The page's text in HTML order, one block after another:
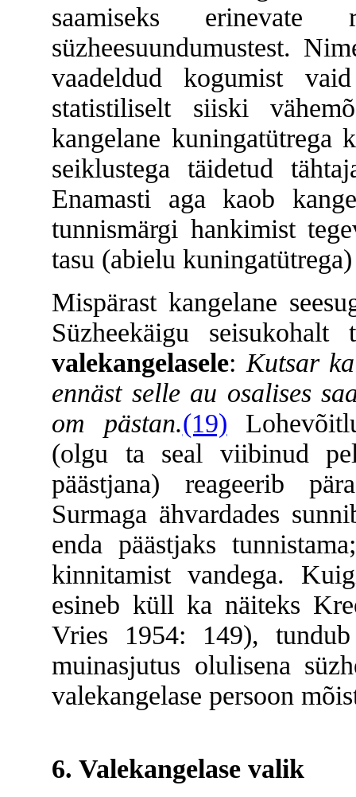
saamiseks erinevate
süzheesuundumustest.
vaadeldud kogumist
statistiliselt siiski
kangelane kuningatütrega
seiklustega täidetud
Enamasti aga kaob
tunnismärgi hankimist
tasu (abielu
Mispärast kangelane
Süzheekäigu
valekangelasele: Kutsar
ennäst selle au osalises
om pästan.(19)
(olgu ta seal viibinud
päästjana) reageerib
Surmaga ähvardades
enda päästjaks
kinnitamist vandega.
esineb küll ka näiteks
Vries 1954: 149),
muinasjutus olulisena
valekangelase persoon
6. Valekangelase valik